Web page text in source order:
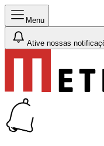
Menu
Ative nossas